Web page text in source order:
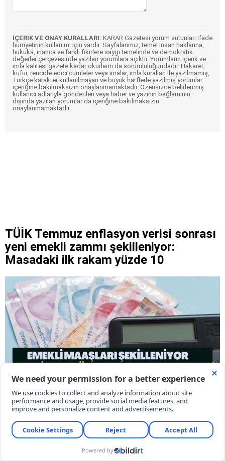
İÇERİK VE ONAY KURALLARI: KARAR Gazetesi yorum sütunları ifade
hürriyetinin kullanımı için vardır. Sayfalarımız, temel insan haklarına,
hukuka, inanca ve farklı fikirlere saygı temelinde ve demokratik
değerler çerçevesinde yazılan yorumlara açıktır. Yorumların içerik ve
imla kalitesi gazete kadar okurların da sorumluluğundadır. Hakaret,
küfür, rencide edici cümleler veya imalar, imla kuralları ile yazılmamış,
Türkçe karakter kullanılmayan ve büyük harflerle yazılmış yorumlar
içeriğine bakılmaksızın onaylanmamaktadır. Özensizce belirlenmiş
kullanıcı adlarıyla gönderilen veya haber ve yazının bağlamının
dışında yazılan yorumlar da içeriğine bakılmaksızın
onaylanmamaktadır.
TÜİK Temmuz enflasyon verisi sonrası
yeni emekli zammı şekilleniyor:
Masadaki ilk rakam yüzde 10
Türkiye İstatistik Kurumu'nun (TÜİK) temmuz ayı
tüketici enflasyonunu aylık yüzde 1,78 olarak
açıklamasıyla birlikte, SSK, Bağ-Kur ve memur
emeklilerinin Ocak 2027'de alacağı maaş artış
oranları hesaplanmaya başlandı. SGK Uzmanı Dilek